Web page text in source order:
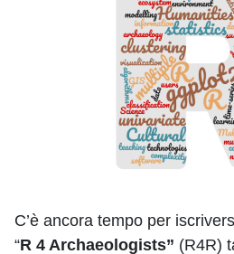
C’è ancora tempo per
“R 4 Archaeologists” (R4R)